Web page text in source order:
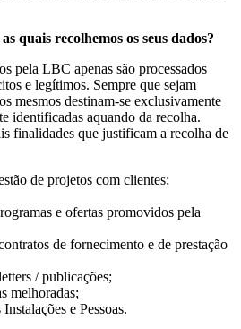
quais recolhemos os seus dados?
pela LBC apenas são processados
e legítimos. Sempre que sejam
mesmos destinam-se exclusivamente
identificadas aquando da recolha.
finalidades que justificam a recolha de
de projetos com clientes;
e ofertas promovidos pela
de fornecimento e de prestação
/ publicações;
melhoradas;
e Pessoas.